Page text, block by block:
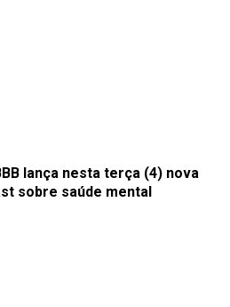
lança nesta terça (4) nova
sobre saúde mental